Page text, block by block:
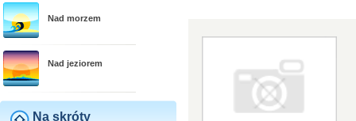
Nad morzem
Nad jeziorem
Na skróty